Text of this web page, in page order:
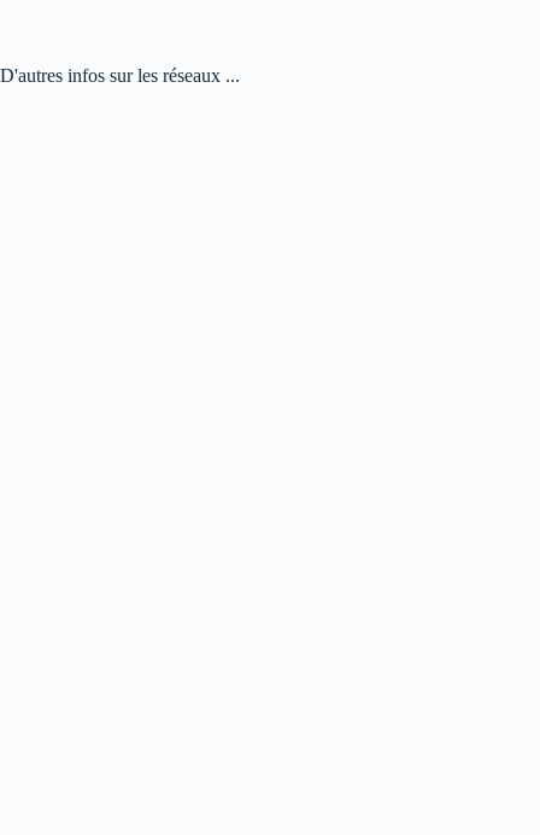
D'autres infos sur les réseaux ...